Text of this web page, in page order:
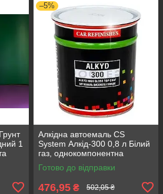
1
–5%
Алкідна автоемаль CS
System Алкід-300 0,8 л Білий
газ, однокомпонентна
алкідна фарба
Готово до відправки
476,95 ₴ 502,05 ₴